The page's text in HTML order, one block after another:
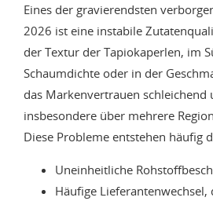
Eines der gravierendsten
2026 ist eine instabile
der Textur der Tapiokaperlen, im
Schaumdichte oder in der
das Markenvertrauen schleichend
insbesondere über mehrere
Diese Probleme entstehen häufig
Uneinheitliche
Häufige Lieferantenwechsel,